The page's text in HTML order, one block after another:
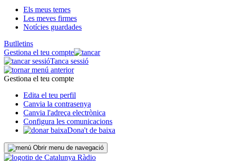
Els meus temes
Les meves firmes
Notícies guardades
Butlletins
Gestiona el teu compte
Tanca sessió
Gestiona el teu compte
Edita el teu perfil
Canvia la contrasenya
Canvia l'adreça electrònica
Configura les comunicacions
Dona't de baixa
Obrir menu de navegació